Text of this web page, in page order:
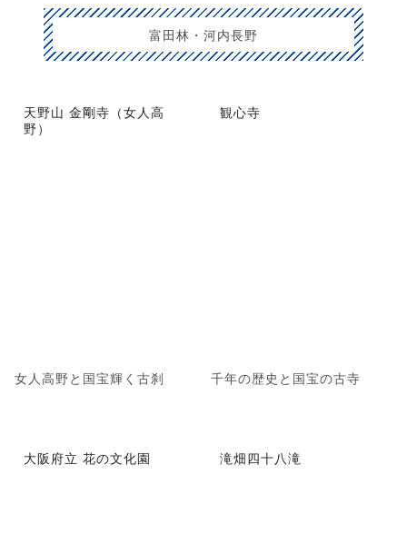
富田林・河内長野
天野山 金剛寺（女人高
野）
女人高野と国宝輝く古刹
観心寺
千年の歴史と国宝の古寺
大阪府立 花の文化園 滝畑四十八滝